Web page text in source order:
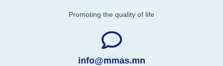
Promoting the quality of life
info@mmas.mn